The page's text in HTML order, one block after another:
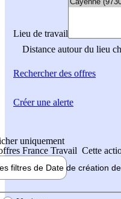
Lieu de travail
Distance autour du lieu
Rechercherdes offres
uniquement
France Travail Cette
filtres de Date de création
Créer une alerte